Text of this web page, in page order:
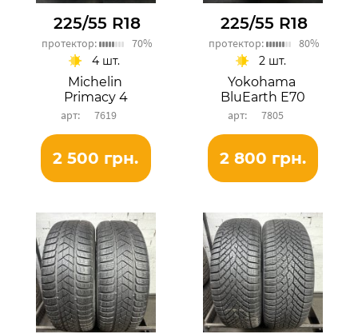
225/55 R18
протектор: 70%
Michelin
Primacy 4
7619
4 шт.
2 500 грн.
225/55 R18
протектор: 80%
Yokohama
BluEarth E70
7805
2 шт.
2 800 грн.